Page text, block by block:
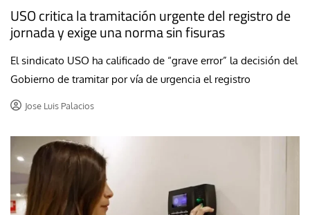
USO critica la tramitación urgente del registro de
jornada y exige una norma sin fisuras
El sindicato USO ha calificado de “grave error” la decisión del
Gobierno de tramitar por vía de urgencia el registro
Jose Luis Palacios